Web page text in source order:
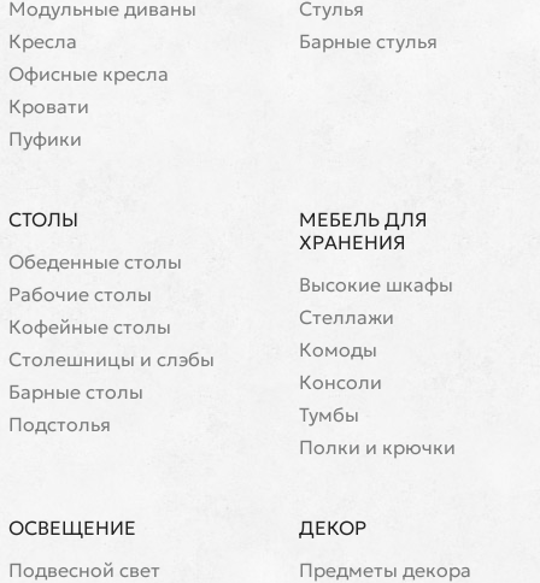
Модульные диваны
Кресла
Офисные кресла
Кровати
Пуфики
Стулья
Барные стулья
СТОЛЫ
Обеденные столы
Рабочие столы
Кофейные столы
Cтолешницы и слэбы
Барные столы
Подстолья
МЕБЕЛЬ ДЛЯ
ХРАНЕНИЯ
Высокие шкафы
Стеллажи
Комоды
Консоли
Тумбы
Полки и крючки
ОСВЕЩЕНИЕ
Подвесной свет
ДЕКОР
Предметы декора